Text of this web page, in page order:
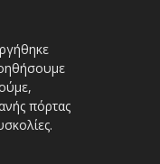
πόρτας